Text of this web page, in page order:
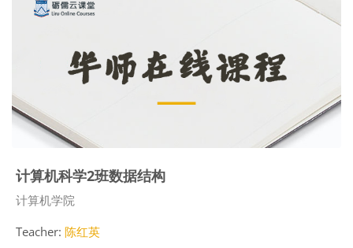
计算机科学2班数据结构
Course category
计算机学院
Teacher: 陈红英